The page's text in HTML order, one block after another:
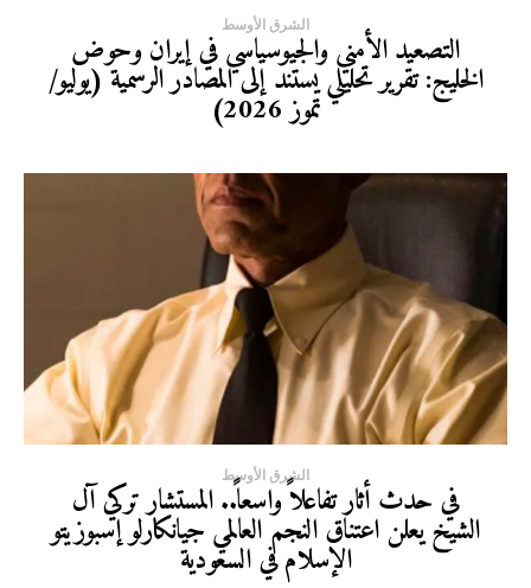
الشرق الأوسط
التصعيد الأمني والجيوسياسي في إيران وحوض
الخليج: تقرير تحليلي يستند إلى المصادر الرسمية (يوليو/
تموز 2026)
الشرق الأوسط
في حدث أثار تفاعلاً واسعاً.. المستشار تركي آل
الشيخ يعلن اعتناق النجم العالمي جيانكارلو إسبوزيتو
الإسلام في السعودية